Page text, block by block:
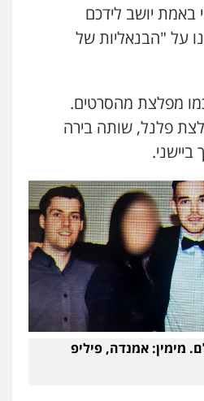
באמת יושב לידכם
על "הבנאליות של
מפלצת מהסרטים.
פלנל, שותה בירה
ביישני.
מימין: אמנדה, פיליפ